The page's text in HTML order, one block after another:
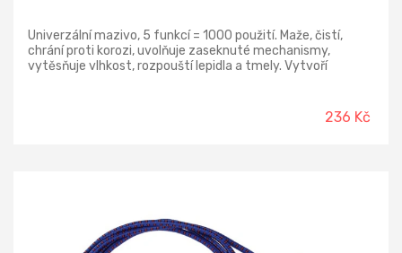
Univerzální mazivo, 5 funkcí = 1000 použití. Maže, čistí,
chrání proti korozi, uvolňuje zaseknuté mechanismy,
vytěsňuje vlhkost, rozpouští lepidla a tmely. Vytvoří
mechanismy, rozpustit usazené nečistoty, mazat, ochránit
součásti proti korozi i vlhku. Po nanesení na plochu se
236 Kč